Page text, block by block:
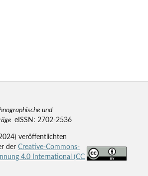
und
eISSN: 2702-2536
veröffentlichten
der Creative-Commons-
4.0 International (CC